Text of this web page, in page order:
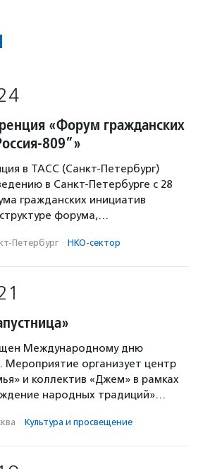
«Форум гражданских
809”»
в ТАСС (Санкт-Петербург)
в Санкт-Петербурге с 28
гражданских инициатив
форума,…
Петербург · НКО-сектор
Международному дню
организует центр
и коллектив «Джем» в рамках
народных традиций»…
· Культура и просвещение